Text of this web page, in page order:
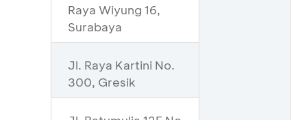
Raya Wiyung 16,
Surabaya
Jl. Raya Kartini No.
300, Gresik